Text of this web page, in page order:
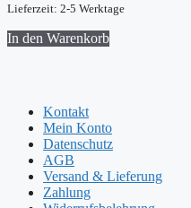
Lieferzeit: 2-5 Werktage
In den Warenkorb
Kontakt
Mein Konto
Datenschutz
AGB
Versand & Lieferung
Zahlung